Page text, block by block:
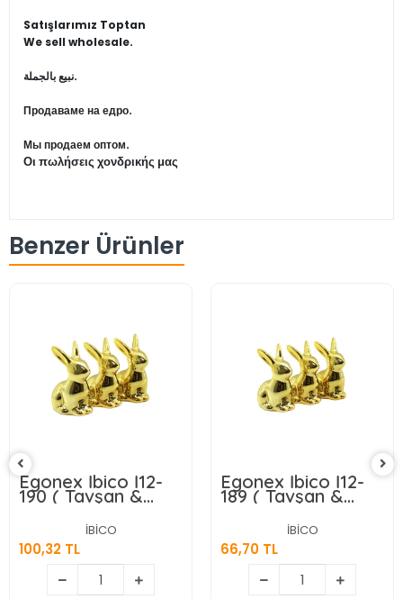
Satışlarımız Toptan
We sell wholesale.
نبيع بالجملة.
Продаваме на едро.
Мы продаем оптом.
Οι πωλήσεις χονδρικής μας
Benzer Ürünler
Egonex İbico İ12-
190 ( Tavşan &
Orta ) ( Gold &
Seramik ) Biblo &
Dekoratif Süs
Eşyası*12x16
İBİCO
100,32 TL
Egonex İbico İ12-
189 ( Tavşan &
Küçük ) ( Gold &
Seramik ) Biblo &
Dekoratif Süs
Eşyası*12x20
İBİCO
66,70 TL